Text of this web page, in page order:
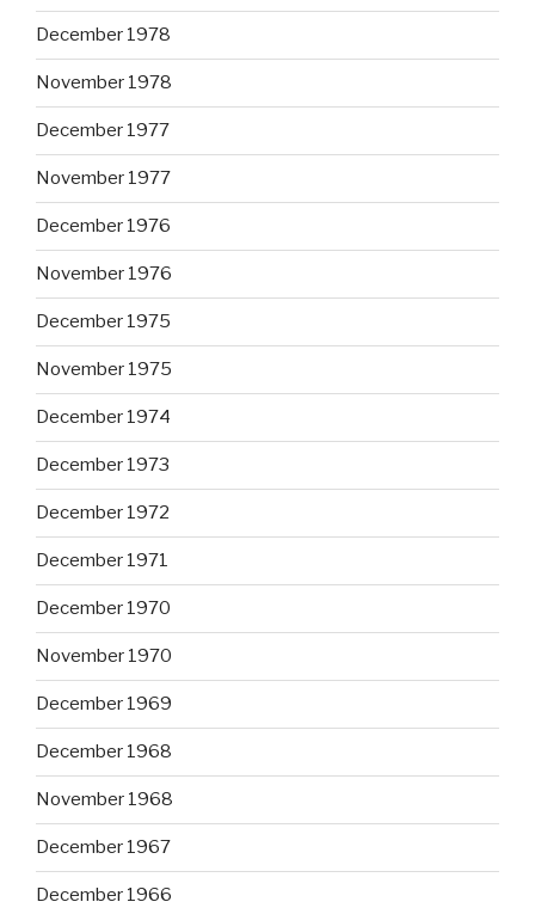
December 1978
November 1978
December 1977
November 1977
December 1976
November 1976
December 1975
November 1975
December 1974
December 1973
December 1972
December 1971
December 1970
November 1970
December 1969
December 1968
November 1968
December 1967
December 1966